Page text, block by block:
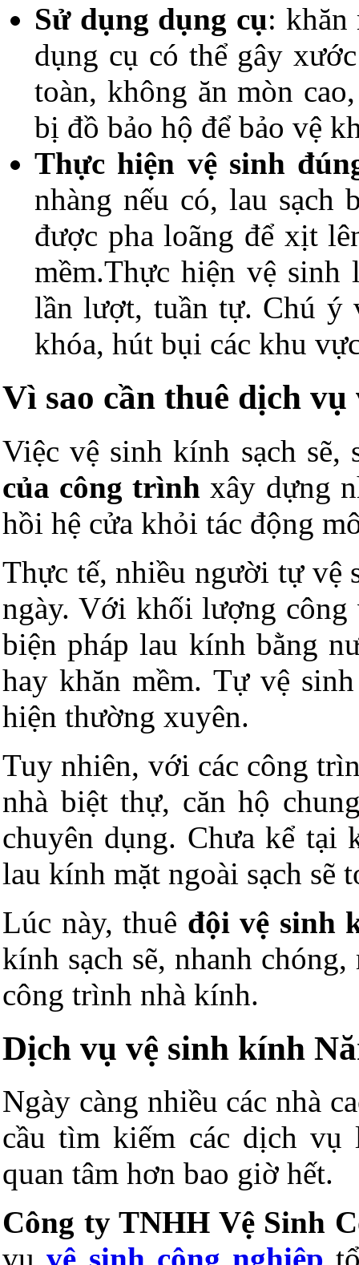
Sử dụng dụng cụ: khăn
dụng cụ có thể gây
toàn, không ăn mòn
bị đồ bảo hộ để bảo vệ
Thực hiện vệ sinh
nhàng nếu có, lau sạch
được pha loãng để xịt
mềm.Thực hiện vệ
lần lượt, tuần tự. Chú ý
khóa, hút bụi các khu
Vì sao cần thuê dịch
Việc vệ sinh kính sạch sẽ,
của công trình xây dựng
hồi hệ cửa khỏi tác động
Thực tế, nhiều người tự vệ
ngày. Với khối lượng công
biện pháp lau kính bằng
hay khăn mềm. Tự vệ
hiện thường xuyên.
Tuy nhiên, với các công
nhà biệt thự, căn hộ
chuyên dụng. Chưa kể tại
lau kính mặt ngoài sạch sẽ
Lúc này, thuê đội vệ sinh
kính sạch sẽ, nhanh
công trình nhà kính.
Dịch vụ vệ sinh kính
Ngày càng nhiều các nhà
cầu tìm kiếm các dịch vụ
quan tâm hơn bao giờ hết.
Công ty TNHH Vệ Sinh